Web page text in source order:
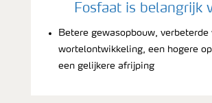
Fosfaat is belangrijk
Betere gewasopbouw, verbeterde
wortelontwikkeling, een hogere
een gelijkere afrijping